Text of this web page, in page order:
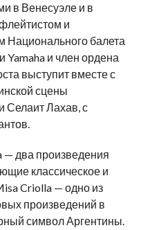
в Венесуэле и в
и
Национального балета
Yamaha и член ордена
выступит вместе с
сцены
Селаит Лахав, с
— два произведения
классическое и
Criolla — одно из
произведений в
символ Аргентины.